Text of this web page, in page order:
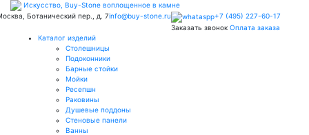
Искусство, Buy-Stone воплощенное в камне
Ботанический пер., д. 7info@buy-stone.ru
+7 (495) 227-60-17
Заказать звонок Оплата заказа
Каталог изделий
Столешницы
Подоконники
Барные стойки
Мойки
Ресепшн
Раковины
Душевые поддоны
Стеновые панели
Ванны